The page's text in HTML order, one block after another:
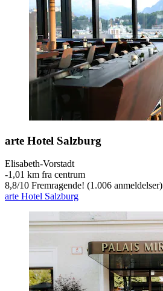
arte Hotel Salzburg
Elisabeth-Vorstadt
‐1,01 km fra centrum
8,8/10 Fremragende! (1.006 anmeldelser)
arte Hotel Salzburg